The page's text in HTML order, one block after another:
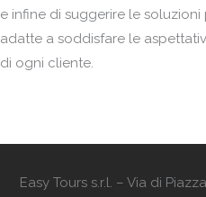
e infine di suggerire le soluzioni
adatte a soddisfare le
di ogni cliente.
Easy Tours s.r.l. – Via di